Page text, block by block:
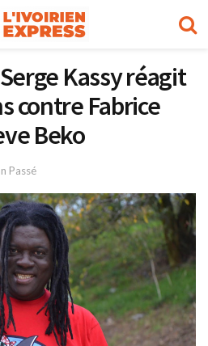
Kassy réagit
contre Fabrice
Beko
Passé